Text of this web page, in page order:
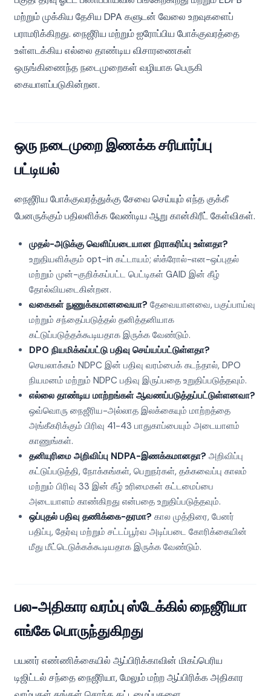
மற்றும் முக்கிய தேசிய DPA களுடன் வேலை உறவுகளைப்
பராமரிக்கிறது. நைஜீரிய மற்றும் ஐரோப்பிய போக்குவரத்தை
உள்ளடக்கிய எல்லை தாண்டிய விசாரணைகள்
ஒருங்கிணைந்த நடைமுறைகள் வழியாக பெருகி
கையாளப்படுகின்றன.
ஒரு நடைமுறை இணக்க சரிபார்ப்பு
பட்டியல்
நைஜீரிய போக்குவரத்துக்கு சேவை செய்யும் எந்த குக்கீ
பேனருக்கும் பதிலளிக்க வேண்டிய ஆறு கான்கிரீட் கேள்விகள்.
முதல்-அடுக்கு வெளிப்படையான நிராகரிப்பு உள்ளதா?
உறுதியளிக்கும் opt-in கட்டாயம்; ஸ்க்ரோல்-என-ஒப்புதல்
மற்றும் முன்-குறிக்கப்பட்ட பெட்டிகள் GAID இன் கீழ்
தோல்வியடைகின்றன.
வகைகள் நுணுக்கமானவையா? தேவையானவை, பகுப்பாய்வு
மற்றும் சந்தைப்படுத்தல் தனித்தனியாக
கட்டுப்படுத்தக்கூடியதாக இருக்க வேண்டும்.
DPO நியமிக்கப்பட்டு பதிவு செய்யப்பட்டுள்ளதா?
செயலாக்கம் NDPC இன் பதிவு வரம்பைக் கடந்தால், DPO
நியமனம் மற்றும் NDPC பதிவு இருப்பதை உறுதிப்படுத்தவும்.
எல்லை தாண்டிய மாற்றங்கள் ஆவணப்படுத்தப்பட்டுள்ளனவா?
ஒவ்வொரு நைஜீரிய-அல்லாத இலக்கையும் மாற்றத்தை
அங்கீகரிக்கும் பிரிவு 41-43 பாதுகாப்பையும் அடையாளம்
காணுங்கள்.
தனியுரிமை அறிவிப்பு NDPA-இணக்கமானதா? அறிவிப்பு
கட்டுப்படுத்தி, நோக்கங்கள், பெறுநர்கள், தக்கவைப்பு காலம்
மற்றும் பிரிவு 33 இன் கீழ் உரிமைகள் கட்டமைப்பை
அடையாளம் காண்கிறது என்பதை உறுதிப்படுத்தவும்.
ஒப்புதல் பதிவு தணிக்கை-தரமா? கால முத்திரை, பேனர்
பதிப்பு, தேர்வு மற்றும் சட்டப்பூர்வ அடிப்படை கோரிக்கையின்
மீது மீட்டெடுக்கக்கூடியதாக இருக்க வேண்டும்.
பல-அதிகார வரம்பு ஸ்டேக்கில் நைஜீரியா
எங்கே பொருந்துகிறது
பயனர் எண்ணிக்கையில் ஆப்பிரிக்காவின் மிகப்பெரிய
டிஜிட்டல் சந்தை நைஜீரியா, மேலும் மற்ற ஆப்பிரிக்க அதிகார